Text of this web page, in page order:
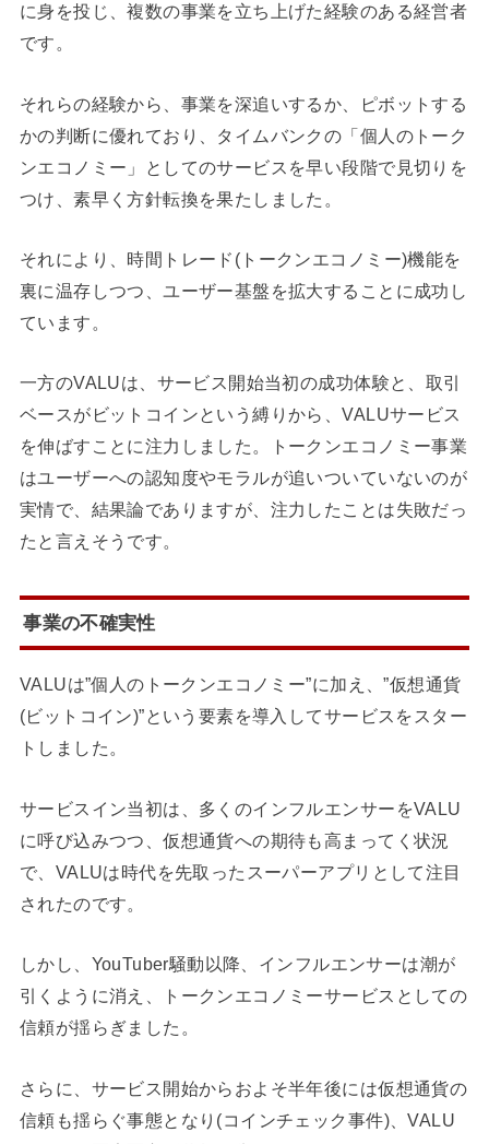
に身を投じ、複数の事業を立ち上げた経験のある経営者
です。
それらの経験から、事業を深追いするか、ピボットする
かの判断に優れており、タイムバンクの「個人のトーク
ンエコノミー」としてのサービスを早い段階で見切りを
つけ、素早く方針転換を果たしました。
それにより、時間トレード(トークンエコノミー)機能を
裏に温存しつつ、ユーザー基盤を拡大することに成功し
ています。
一方のVALUは、サービス開始当初の成功体験と、取引
ベースがビットコインという縛りから、VALUサービス
を伸ばすことに注力しました。トークンエコノミー事業
はユーザーへの認知度やモラルが追いついていないのが
実情で、結果論でありますが、注力したことは失敗だっ
たと言えそうです。
事業の不確実性
VALUは”個人のトークンエコノミー”に加え、”仮想通貨
(ビットコイン)”という要素を導入してサービスをスター
トしました。
サービスイン当初は、多くのインフルエンサーをVALU
に呼び込みつつ、仮想通貨への期待も高まってく状況
で、VALUは時代を先取ったスーパーアプリとして注目
されたのです。
しかし、YouTuber騒動以降、インフルエンサーは潮が
引くように消え、トークンエコノミーサービスとしての
信頼が揺らぎました。
さらに、サービス開始からおよそ半年後には仮想通貨の
信頼も揺らぐ事態となり(コインチェック事件)、VALU